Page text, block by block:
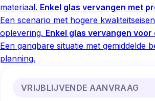
materiaal. Enkel glas vervangen met
Een scenario met hogere
oplevering. Enkel glas vervangen
Een gangbare situatie met gemiddelde
planning.
VRIJBLIJVENDE AANVRAAG